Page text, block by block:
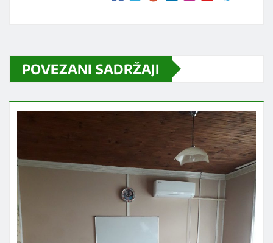
POVEZANI SADRŽAJI